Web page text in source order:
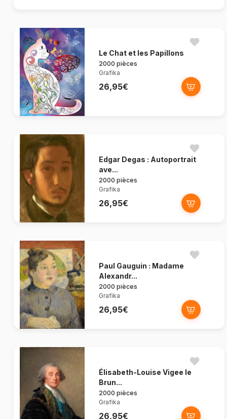
Le Chat et les Papillons
2000 pièces
Grafika
26,95€
Edgar Degas : Autoportrait
ave...
2000 pièces
Grafika
26,95€
Paul Gauguin : Madame
Alexandr...
2000 pièces
Grafika
26,95€
Élisabeth-Louise Vigee le
Brun...
2000 pièces
Grafika
26,95€